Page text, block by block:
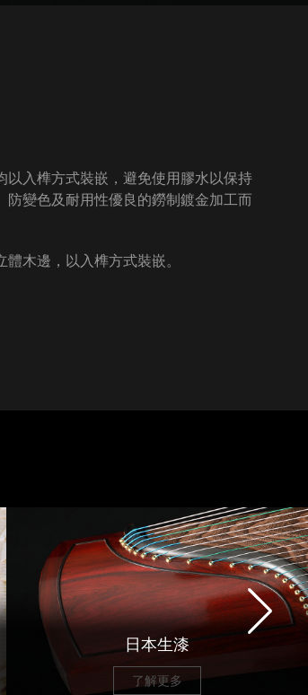
入榫方式裝嵌，避免使用膠水以保持
變色及耐用性優良的鐒制鍍金加工而
木邊，以入榫方式裝嵌。
日本生漆
了解更多